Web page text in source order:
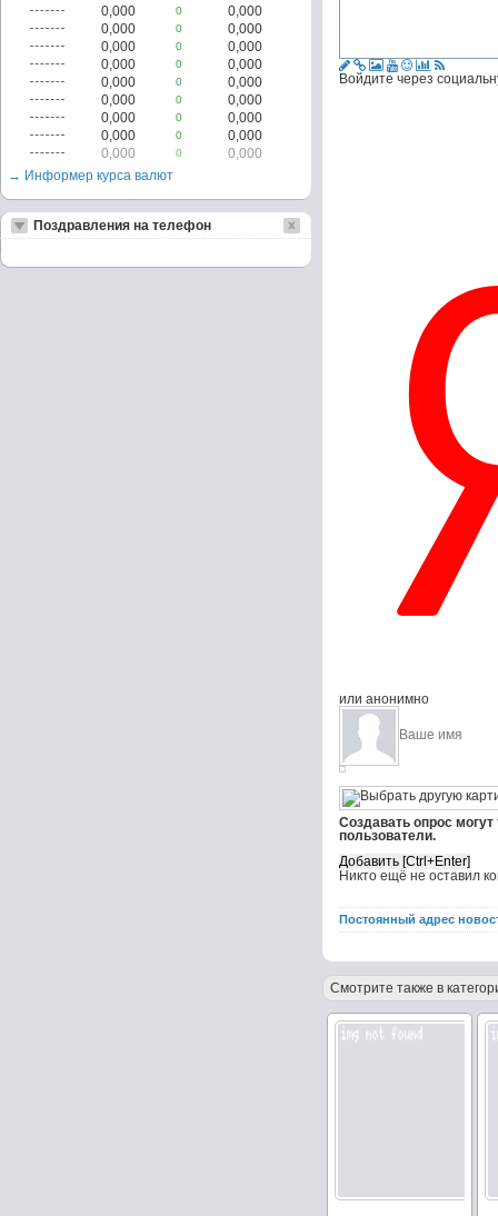
Войдите через
или анонимно
Создавать опрос
пользователи.
Никто ещё не оставил
Постоянный адрес
Смотрите также в
0,000
0
0,000
0,000
0
0,000
0,000
0
0,000
0,000
0
0,000
0,000
0
0,000
0,000
0
0,000
0,000
0
0,000
0,000
0
0,000
0,000
0
0,000
→ Информер курса валют
Поздравления на телефон